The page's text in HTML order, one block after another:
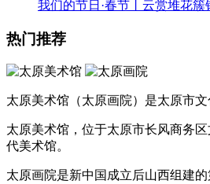
我们的节日·春节丨云赏堆花
热门推荐
太原美术馆（太原画院）是太原市
太原美术馆，位于太原市长风商务
代美术馆。
太原画院是新中国成立后山西组建